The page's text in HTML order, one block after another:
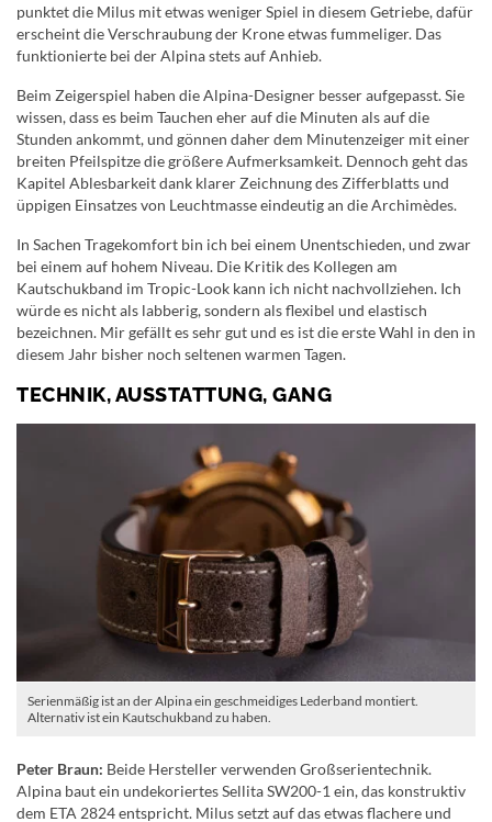
punktet die Milus mit etwas weniger Spiel in diesem Getriebe, dafür
erscheint die Verschraubung der Krone etwas fummeliger. Das
funktionierte bei der Alpina stets auf Anhieb.
Beim Zeigerspiel haben die Alpina-Designer besser aufgepasst. Sie
wissen, dass es beim Tauchen eher auf die Minuten als auf die
Stunden ankommt, und gönnen daher dem Minutenzeiger mit einer
breiten Pfeilspitze die größere Aufmerksamkeit. Dennoch geht das
Kapitel Ablesbarkeit dank klarer Zeichnung des Zifferblatts und
üppigen Einsatzes von Leuchtmasse eindeutig an die Archimèdes.
In Sachen Tragekomfort bin ich bei einem Unentschieden, und zwar
bei einem auf hohem Niveau. Die Kritik des Kollegen am
Kautschukband im Tropic-Look kann ich nicht nachvollziehen. Ich
würde es nicht als labberig, sondern als flexibel und elastisch
bezeichnen. Mir gefällt es sehr gut und es ist die erste Wahl in den in
diesem Jahr bisher noch seltenen warmen Tagen.
TECHNIK, AUSSTATTUNG, GANG
Serienmäßig ist an der Alpina ein geschmeidiges Lederband montiert.
Alternativ ist ein Kautschukband zu haben.
Peter Braun: Beide Hersteller verwenden Großserientechnik.
Alpina baut ein undekoriertes Sellita SW200-1 ein, das konstruktiv
dem ETA 2824 entspricht. Milus setzt auf das etwas flachere und